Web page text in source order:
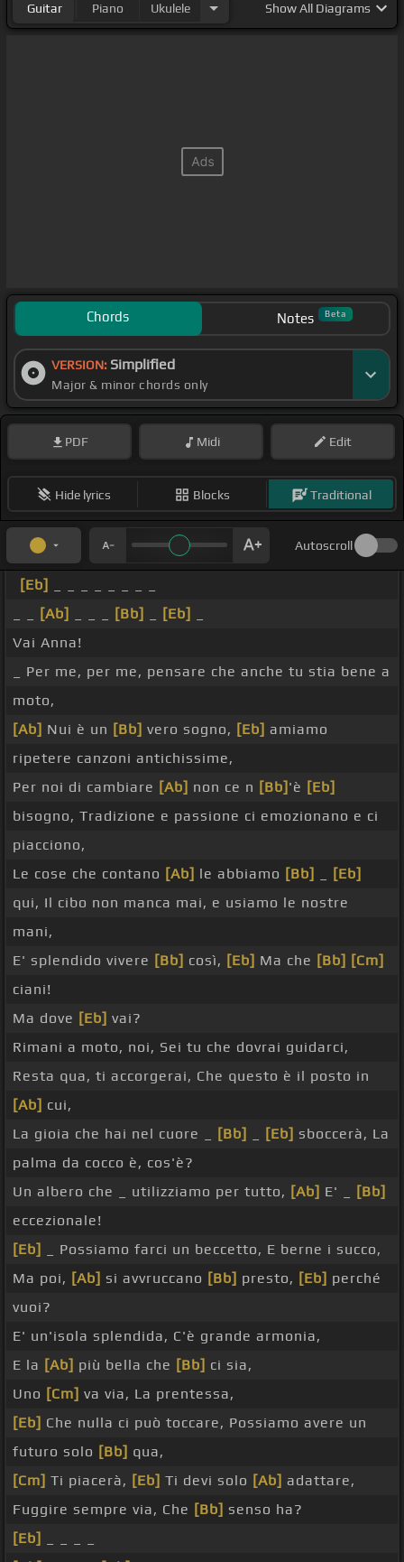
Guitar Piano Ukulele ShowAll Diagrams
Chords Notes Beta
VERSION: Simplified
Major & minor chords only
PDF Midi Edit
Hide lyrics Blocks Traditional
Autoscroll
[Eb]
[Ab] [Bb] [Eb]
Vai Anna!
_ Per me, per me, pensare che anche tu stia bene a
moto,
[Ab] Nui è un [Bb] vero sogno, [Eb] amiamo
ripetere canzoni antichissime,
Per noi di cambiare [Ab] non ce n [Bb] 'è [Eb]
bisogno, Tradizione e passione ci emozionano e ci
piacciono,
Le cose che contano [Ab] le abbiamo [Bb]
[Eb]
qui, Il cibo non manca mai, e usiamo le nostre
mani,
E' splendido vivere [Bb] così, [Eb] Ma che [Bb] [Cm]
ciani!
Ma dove [Eb] vai?
Rimani a moto, noi, Sei tu che dovrai guidarci,
Resta qua, ti accorgerai, Che questo è il posto in
[Ab] cui,
La gioia che hai nel cuore _
[Bb] [Eb] sboccerà, La
palma da cocco è, cos'è?
Un albero che _ utilizziamo per tutto, [Ab] E' _
[Bb]
eccezionale!
[Eb]
_ Possiamo farci un beccetto, E berne i succo,
Ma poi, [Ab] si avvruccano [Bb] presto, [Eb] perché
vuoi?
E' un'isola splendida, C'è grande armonia,
E la [Ab] più bella che [Bb] ci sia,
Uno [Cm] va via, La prentessa,
[Eb] Che nulla ci può toccare, Possiamo avere un
futuro solo [Bb] qua,
[Cm] Ti piacerà, [Eb] Ti devi solo [Ab] adattare,
Fuggire sempre via, Che [Bb] senso ha?
[Eb]